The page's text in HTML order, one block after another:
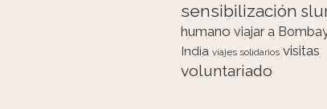
sensibilización
humano viajar a
India viajes solidarios visitas
voluntariado